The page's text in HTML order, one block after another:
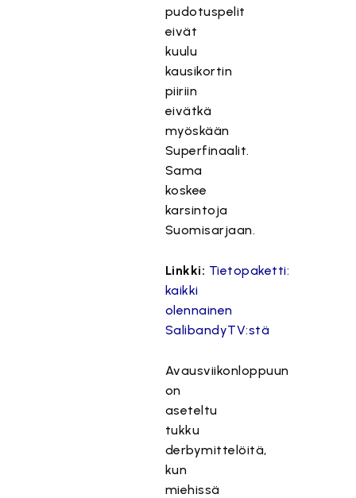
pudotuspelit
eivät
kuulu
kausikortin
piiriin
eivätkä
myöskään
Superfinaalit.
Sama
koskee
karsintoja
Suomisarjaan.
Linkki: Tietopaketti:
kaikki
olennainen
SalibandyTV:stä
Avausviikonloppuun
on
aseteltu
tukku
derbymittelöitä,
kun
miehissä